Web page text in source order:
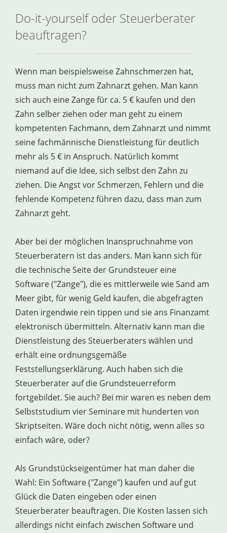
Do-it-yourself oder Steuerberater
beauftragen?
Wenn man beispielsweise Zahnschmerzen hat,
muss man nicht zum Zahnarzt gehen. Man kann
sich auch eine Zange für ca. 5 € kaufen und den
Zahn selber ziehen oder man geht zu einem
kompetenten Fachmann, dem Zahnarzt und nimmt
seine fachmännische Dienstleistung für deutlich
mehr als 5 € in Anspruch. Natürlich kommt
niemand auf die Idee, sich selbst den Zahn zu
ziehen. Die Angst vor Schmerzen, Fehlern und die
fehlende Kompetenz führen dazu, dass man zum
Zahnarzt geht.
Aber bei der möglichen Inanspruchnahme von
Steuerberatern ist das anders. Man kann sich für
die technische Seite der Grundsteuer eine
Software ("Zange"), die es mittlerweile wie Sand am
Meer gibt, für wenig Geld kaufen, die abgefragten
Daten irgendwie rein tippen und sie ans Finanzamt
elektronisch übermitteln. Alternativ kann man die
Dienstleistung des Steuerberaters wählen und
erhält eine ordnungsgemäße
Feststellungserklärung. Auch haben sich die
Steuerberater auf die Grundsteuerreform
fortgebildet. Sie auch? Bei mir waren es neben dem
Selbststudium vier Seminare mit hunderten von
Skriptseiten. Wäre doch nicht nötig, wenn alles so
einfach wäre, oder?
Als Grundstückseigentümer hat man daher die
Wahl: Ein Software ("Zange") kaufen und auf gut
Glück die Daten eingeben oder einen
Steuerberater beauftragen. Die Kosten lassen sich
allerdings nicht einfach zwischen Software und